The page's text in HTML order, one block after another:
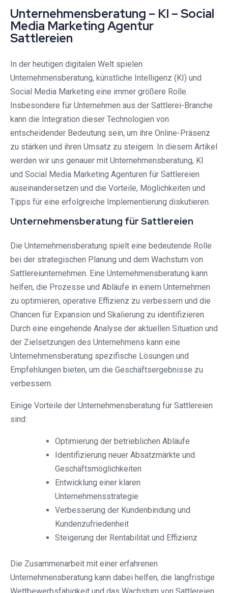
Unternehmensberatung – KI – Social
Media Marketing Agentur
Sattlereien
In der heutigen digitalen Welt spielen
Unternehmensberatung, künstliche Intelligenz (KI) und
Social Media Marketing eine immer größere Rolle.
Insbesondere für Unternehmen aus der Sattlerei-Branche
kann die Integration dieser Technologien von
entscheidender Bedeutung sein, um ihre Online-Präsenz
zu stärken und ihren Umsatz zu steigern. In diesem Artikel
werden wir uns genauer mit Unternehmensberatung, KI
und Social Media Marketing Agenturen für Sattlereien
auseinandersetzen und die Vorteile, Möglichkeiten und
Tipps für eine erfolgreiche Implementierung diskutieren.
Unternehmensberatung für Sattlereien
Die Unternehmensberatung spielt eine bedeutende Rolle
bei der strategischen Planung und dem Wachstum von
Sattlereiunternehmen. Eine Unternehmensberatung kann
helfen, die Prozesse und Abläufe in einem Unternehmen
zu optimieren, operative Effizienz zu verbessern und die
Chancen für Expansion und Skalierung zu identifizieren.
Durch eine eingehende Analyse der aktuellen Situation und
der Zielsetzungen des Unternehmens kann eine
Unternehmensberatung spezifische Lösungen und
Empfehlungen bieten, um die Geschäftsergebnisse zu
verbessern.
Einige Vorteile der Unternehmensberatung für Sattlereien
sind:
Optimierung der betrieblichen Abläufe
Identifizierung neuer Absatzmärkte und
Geschäftsmöglichkeiten
Entwicklung einer klaren
Unternehmensstrategie
Verbesserung der Kundenbindung und
Kundenzufriedenheit
Steigerung der Rentabilität und Effizienz
Die Zusammenarbeit mit einer erfahrenen
Unternehmensberatung kann dabei helfen, die langfristige